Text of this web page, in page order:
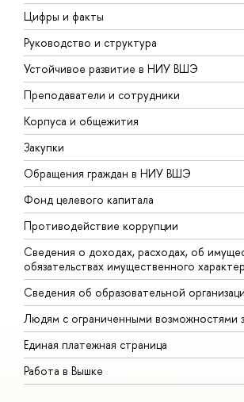
Цифры и факты
Руководство и структура
Устойчивое развитие в НИУ ВШЭ
Преподаватели и сотрудники
Корпуса и общежития
Закупки
Обращения граждан в НИУ ВШЭ
Фонд целевого капитала
Противодействие коррупции
Сведения о доходах, расходах, об
обязательствах имущественного
Сведения об образовательной
Людям с ограниченными возможностями
Единая платежная страница
Работа в Вышке